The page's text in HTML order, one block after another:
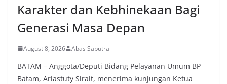
Karakter dan Kebhinekaan Bagi
Generasi Masa Depan
August 8, 2026 Abas Saputra
BATAM – Anggota/Deputi Bidang Pelayanan Umum BP
Batam, Ariastuty Sirait, menerima kunjungan Ketua